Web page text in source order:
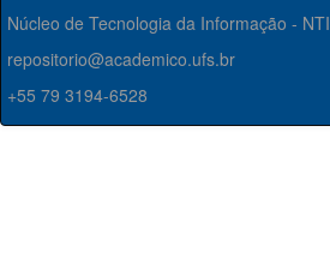
Núcleo de Tecnologia da Informação - NTI
repositorio@academico.ufs.br
+55 79 3194-6528